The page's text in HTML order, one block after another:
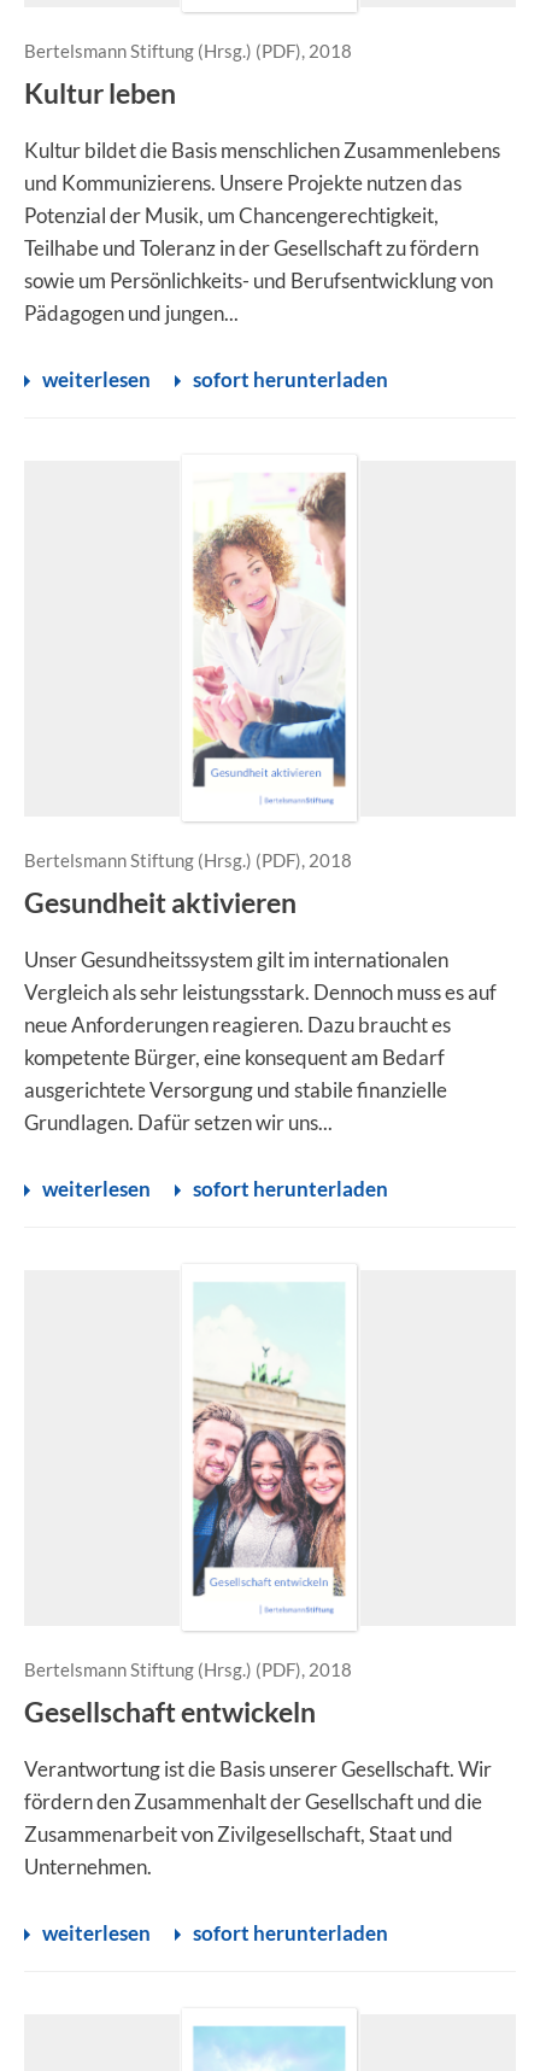
Bertelsmann Stiftung (Hrsg.) (PDF), 2018
Kultur leben
Kultur bildet die Basis menschlichen Zusammenlebens
und Kommunizierens. Unsere Projekte nutzen das
Potenzial der Musik, um Chancengerechtigkeit,
Teilhabe und Toleranz in der Gesellschaft zu fördern
sowie um Persönlichkeits- und Berufsentwicklung von
Pädagogen und jungen...
weiterlesen sofort herunterladen
Bertelsmann Stiftung (Hrsg.) (PDF), 2018
Gesundheit aktivieren
Unser Gesundheitssystem gilt im internationalen
Vergleich als sehr leistungsstark. Dennoch muss es auf
neue Anforderungen reagieren. Dazu braucht es
kompetente Bürger, eine konsequent am Bedarf
ausgerichtete Versorgung und stabile finanzielle
Grundlagen. Dafür setzen wir uns...
weiterlesen sofort herunterladen
Bertelsmann Stiftung (Hrsg.) (PDF), 2018
Gesellschaft entwickeln
Verantwortung ist die Basis unserer Gesellschaft. Wir
fördern den Zusammenhalt der Gesellschaft und die
Zusammenarbeit von Zivilgesellschaft, Staat und
Unternehmen.
weiterlesen sofort herunterladen